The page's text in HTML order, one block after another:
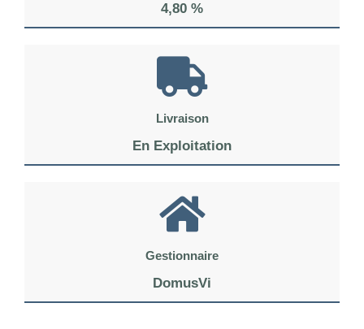
4,80 %
Livraison
En Exploitation
Gestionnaire
DomusVi